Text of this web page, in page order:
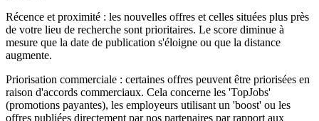
Récence et proximité : les nouvelles offres et celles situées plus près
de votre lieu de recherche sont prioritaires. Le score diminue à
mesure que la date de publication s'éloigne ou que la distance
augmente.
Priorisation commerciale : certaines offres peuvent être priorisées en
raison d'accords commerciaux. Cela concerne les 'TopJobs'
(promotions payantes), les employeurs utilisant un 'boost' ou les
offres publiées directement par nos partenaires par rapport aux